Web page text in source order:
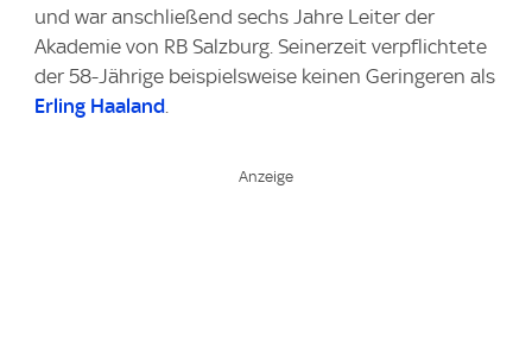
und war anschließend sechs Jahre Leiter der
Akademie von RB Salzburg. Seinerzeit verpflichtete
der 58-Jährige beispielsweise keinen Geringeren als
Erling Haaland